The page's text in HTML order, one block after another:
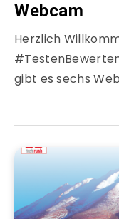
Webcam
Herzlich
gibt es sechs